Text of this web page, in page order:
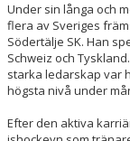
Under sin långa och
flera av Sveriges
Södertälje SK. Han
Schweiz och
starka ledarskap var
högsta nivå under
Efter den aktiva